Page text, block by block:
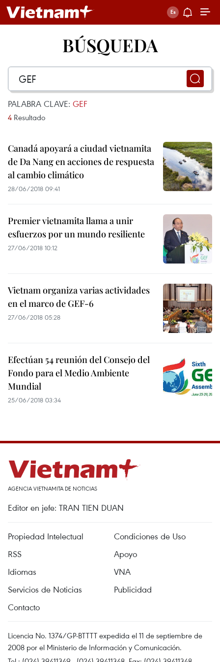
BÚSQUEDA
PALABRA CLAVE: GEF
4 Resultado
Canadá apoyará a ciudad vietnamita
de Da Nang en acciones de respuesta
al cambio climático
28/06/2018 09:41
Premier vietnamita llama a unir
esfuerzos por un mundo resiliente
27/06/2018 10:12
Vietnam organiza varias actividades
en el marco de GEF-6
27/06/2018 05:28
Efectúan 54 reunión del Consejo del
Fondo para el Medio Ambiente
Mundial
25/06/2018 03:34
AGENCIA VIETNAMITA DE NOTICIAS
Editor en jefe: TRAN TIEN DUAN
Propiedad Intelectual
Condiciones de Uso
RSS
Apoyo
Idiomas
VNA
Servicios de Noticias
Publicidad
Contacto
Licencia No. 1374/GP-BTTTT expedida el 11 de septiembre de
2008 por el Ministerio de Información y Comunicación.